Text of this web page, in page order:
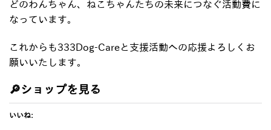
どのわんちゃん、ねこちゃんたちの未来につなぐ活動費に
なっています。
これからも333Dog-Careと支援活動への応援よろしくお
願いいたします。
🔎ショップを見る
いいね: